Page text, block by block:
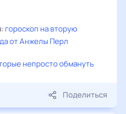
гороскоп на вторую
от Анжелы Перл
непросто обмануть
Поделиться